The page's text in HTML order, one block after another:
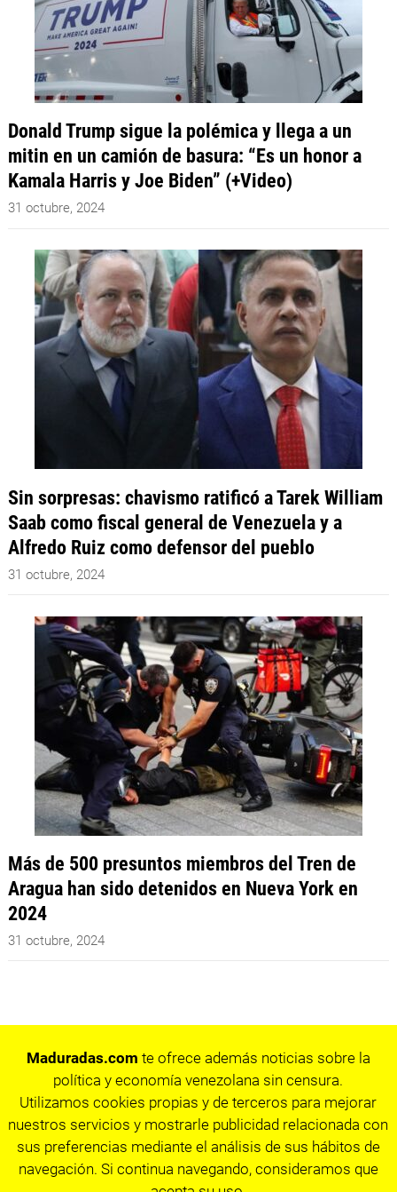
Donald Trump sigue la polémica y llega a un
mitin en un camión de basura: “Es un honor a
Kamala Harris y Joe Biden” (+Video)
31 octubre, 2024
Sin sorpresas: chavismo ratificó a Tarek William
Saab como fiscal general de Venezuela y a
Alfredo Ruiz como defensor del pueblo
31 octubre, 2024
Más de 500 presuntos miembros del Tren de
Aragua han sido detenidos en Nueva York en
2024
31 octubre, 2024
Maduradas.com te ofrece además noticias sobre la
política y economía venezolana sin censura.
Utilizamos cookies propias y de terceros para mejorar
nuestros servicios y mostrarle publicidad relacionada con
sus preferencias mediante el análisis de sus hábitos de
navegación. Si continua navegando, consideramos que